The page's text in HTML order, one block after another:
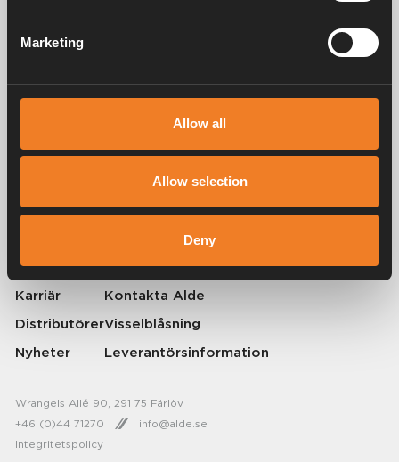
Marketing
Allow all
Allow selection
Deny
värmesystem för husbilar och husvagnar. Redan då förstod vi hur
© 2026 Alde International Systems AB | Part ofTruma Group
Om Alde
Karriär
Distributörer
Nyheter
Press
Kontakta Alde
Visselblåsning
Leverantörsinformation
Integritetspolicy
Wrangels Allé 90, 291 75 Färlöv
+46 (0)44 71270
info@alde.se